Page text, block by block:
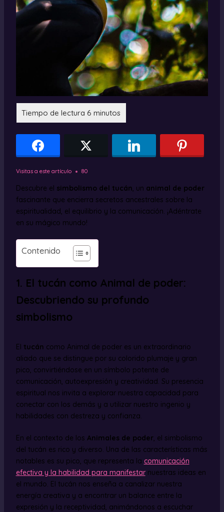
Visitas a este artículo 80
Descubre el simbolismo del tucán, un animal de poder
fascinante que encierra secretos ancestrales sobre la
espiritualidad, el equilibrio y la comunicación. ¡Adéntrate
en su mágico mundo!
Contenido
1. El tucán como Animal de poder:
Descubriendo su profundo
simbolismo
El tucán como Animal de poder es un extraordinario
aliado que se distingue por su colorido plumaje y gran
pico, convirtiéndose en un símbolo potente de
comunicación, autoexpresión y creatividad. Su presencia
espiritual nos invita a explorar nuestra capacidad para
conectar con los demás y a utilizar nuestro ingenio y
habilidades con destreza y confianza.
En el contexto de los Animales de poder, el simbolismo
del tucán es rico y diverso. Una de las características más
notables es su pico, que representa la comunicación
efectiva y la habilidad para manifestarnuestras ideas en
el mundo. El tucán nos enseña a canalizar nuestra
energía creativa y a encontrar un balance entre la
expresión y la receptividad, animándonos a escuchar